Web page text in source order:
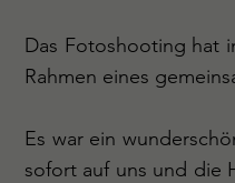
Das Fotoshooting hat
Rahmen eines
Es war ein
sofort auf uns und die